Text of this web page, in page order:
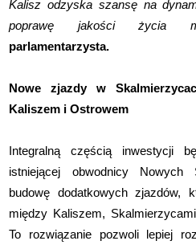
Kalisz odzyska szansę na
poprawę jakości życia
parlamentarzysta.
Nowe zjazdy w
Kaliszem i Ostrowem
Integralną częścią inwestycji
istniejącej obwodnicy Nowych
budowę dodatkowych zjazdów,
między Kaliszem,
To rozwiązanie pozwoli lepiej